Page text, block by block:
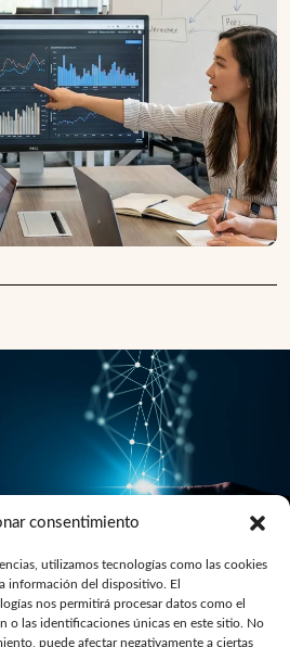
consentimiento
utilizamos tecnologías como las cookies
información del dispositivo. El
nos permitirá procesar datos como el
o las identificaciones únicas en este sitio. No
puede afectar negativamente a ciertas
en datos y creatividad